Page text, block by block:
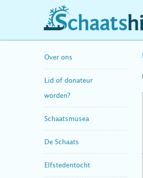
schaatshistorie.nl
Over ons
Lid of donateur
worden?
Schaatsmusea
De Schaats
Elfstedentocht